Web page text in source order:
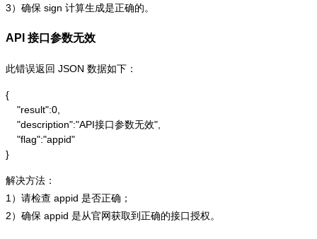
3）确保 sign 计算生成是正确的。
API 接口参数无效
此错误返回 JSON 数据如下：
{
    "result":0,
    "description":"API接口参数无效",
    "flag":"appid"
}
解决方法：
1）请检查 appid 是否正确；
2）确保 appid 是从官网获取到正确的接口授权。